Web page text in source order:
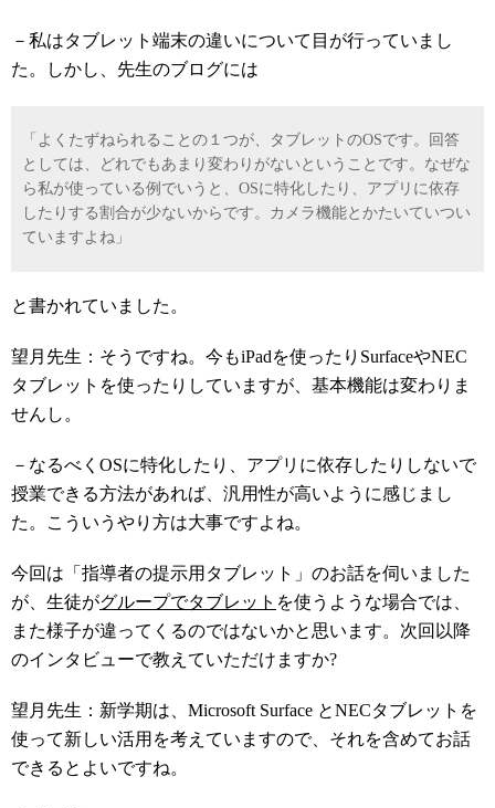
－私はタブレット端末の違いについて目が行っていまし
た。しかし、先生のブログには
「よくたずねられることの１つが、タブレットのOSです。回答
としては、どれでもあまり変わりがないということです。なぜな
ら私が使っている例でいうと、OSに特化したり、アプリに依存
したりする割合が少ないからです。カメラ機能とかたいていつい
ていますよね」
と書かれていました。
望月先生：そうですね。今もiPadを使ったりSurfaceやNEC
タブレットを使ったりしていますが、基本機能は変わりま
せんし。
－なるべくOSに特化したり、アプリに依存したりしないで
授業できる方法があれば、汎用性が高いように感じまし
た。こういうやり方は大事ですよね。
今回は「指導者の提示用タブレット」のお話を伺いました
が、生徒がグループでタブレット を使うような場合では、
また様子が違ってくるのではないかと思います。次回以降
のインタビューで教えていただけますか?
望月先生：新学期は、Microsoft Surface とNECタブレットを
使って新しい活用を考えていますので、それを含めてお話
できるとよいですね。